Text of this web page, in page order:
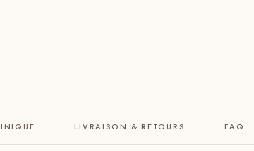
LIVRAISON & RETOURS FAQ